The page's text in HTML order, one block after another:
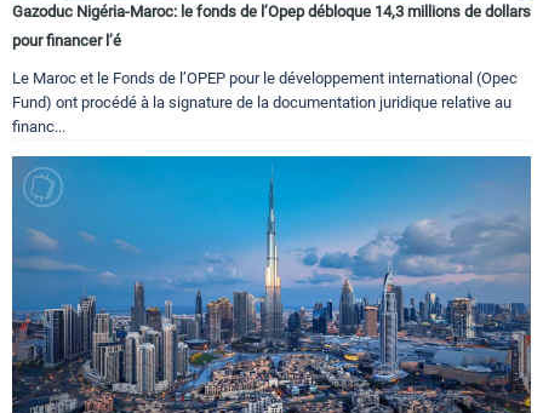
Gazoduc Nigéria-Maroc: le fonds de l’Opep débloque 14,3 millions de dollars
pour financer l’é
Le Maroc et le Fonds de l’OPEP pour le développement international (Opec
Fund) ont procédé à la signature de la documentation juridique relative au
financ...